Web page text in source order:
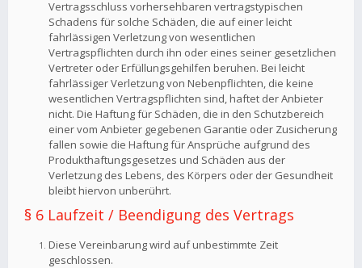
Vertragsschluss vorhersehbaren vertragstypischen
Schadens für solche Schäden, die auf einer leicht
fahrlässigen Verletzung von wesentlichen
Vertragspflichten durch ihn oder eines seiner gesetzlichen
Vertreter oder Erfüllungsgehilfen beruhen. Bei leicht
fahrlässiger Verletzung von Nebenpflichten, die keine
wesentlichen Vertragspflichten sind, haftet der Anbieter
nicht. Die Haftung für Schäden, die in den Schutzbereich
einer vom Anbieter gegebenen Garantie oder Zusicherung
fallen sowie die Haftung für Ansprüche aufgrund des
Produkthaftungsgesetzes und Schäden aus der
Verletzung des Lebens, des Körpers oder der Gesundheit
bleibt hiervon unberührt.
§ 6 Laufzeit / Beendigung des Vertrags
Diese Vereinbarung wird auf unbestimmte Zeit
geschlossen.